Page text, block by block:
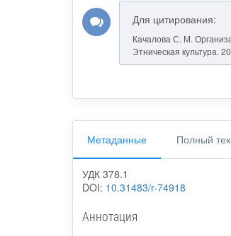
Для цитирования:
Качалова С. М.
Этническая культура.
Метаданные Полный
УДК 378.1
DOI: 10.31483/r-74918
Аннотация